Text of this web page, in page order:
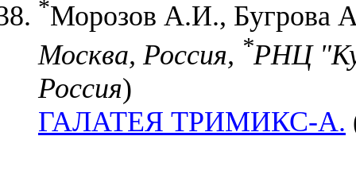
*Морозов А.И.,
Москва, Россия, *РНЦ
Россия)
ГАЛАТЕЯ ТРИМИКС-А.